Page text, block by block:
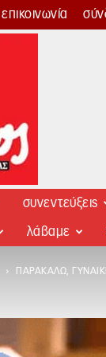
επικοινωνία
συνεντεύξεις
λάβαμε
ΠΑΡΑΚΑΛΏ,